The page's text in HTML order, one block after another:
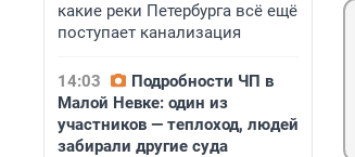
какие реки Петербурга всё ещё
поступает канализация
14:03
Подробности ЧП в
Малой Невке: один из
участников — теплоход, людей
забирали другие суда